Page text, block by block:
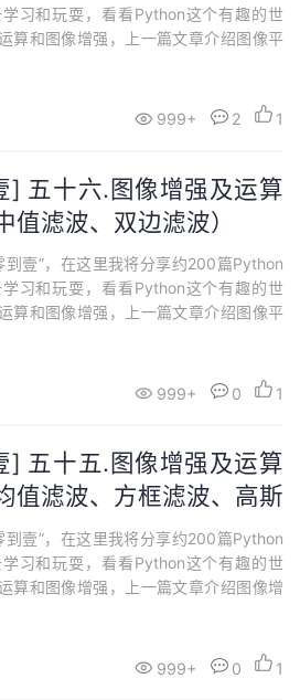
习和玩耍，看看Python这个有趣的世
算和图像增强，上一篇文章介绍图像平
999+ 2 1
] 五十六.图像增强及运算
值滤波、双边滤波）
到壹”，在这里我将分享约200篇Python
习和玩耍，看看Python这个有趣的世
算和图像增强，上一篇文章介绍图像平
波和双边滤波，希望您喜欢~
999+ 0 1
] 五十五.图像增强及运算
值滤波、方框滤波、高斯
到壹”，在这里我将分享约200篇Python
习和玩耍，看看Python这个有趣的世
算和图像增强，上一篇文章介绍图像增
像平滑知识，包括均值滤波、方框滤波
999+ 0 1